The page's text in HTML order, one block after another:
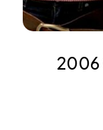
2006